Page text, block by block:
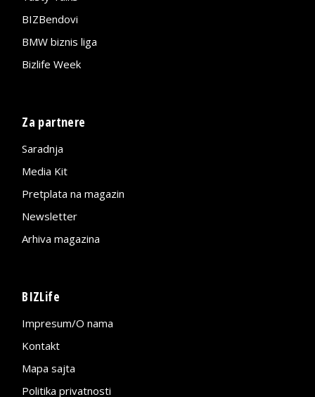
BIZBendovi
BMW biznis liga
Bizlife Week
Za partnere
Saradnja
Media Kit
Pretplata na magazin
Newsletter
Arhiva magazina
BIZLife
Impresum/O nama
Kontakt
Mapa sajta
Politika privatnosti